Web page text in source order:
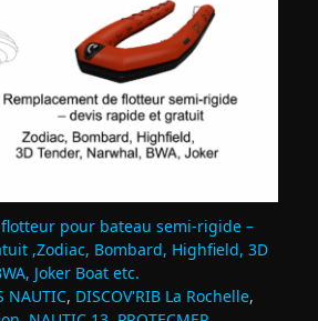
pour bateau semi‑rigide –
,Zodiac, Bombard, Highfield, 3D
Joker Boat etc.
NAUTIC, DISCOV'RIB La Rochelle,